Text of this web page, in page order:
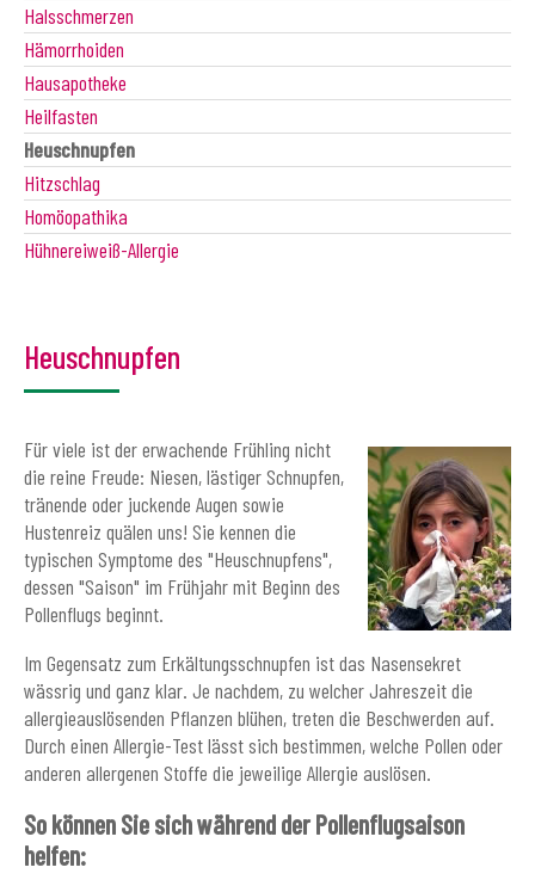
Halsschmerzen
Hämorrhoiden
Hausapotheke
Heilfasten
Heuschnupfen
Hitzschlag
Homöopathika
Hühnereiweiß-Allergie
Heuschnupfen
Für viele ist der erwachende Frühling nicht
die reine Freude: Niesen, lästiger Schnupfen,
tränende oder juckende Augen sowie
Hustenreiz quälen uns! Sie kennen die
typischen Symptome des "Heuschnupfens",
dessen "Saison" im Frühjahr mit Beginn des
Pollenflugs beginnt.
Im Gegensatz zum Erkältungsschnupfen ist das Nasensekret
wässrig und ganz klar. Je nachdem, zu welcher Jahreszeit die
allergieauslösenden Pflanzen blühen, treten die Beschwerden auf.
Durch einen Allergie-Test lässt sich bestimmen, welche Pollen oder
anderen allergenen Stoffe die jeweilige Allergie auslösen.
So können Sie sich während der Pollenflugsaison
helfen: